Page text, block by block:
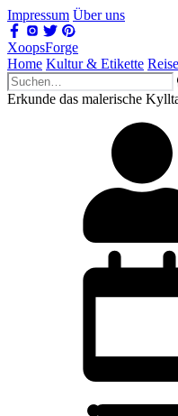
Impressum Über uns
XoopsForge
Home Kultur & Etikette
Erkunde das malerische